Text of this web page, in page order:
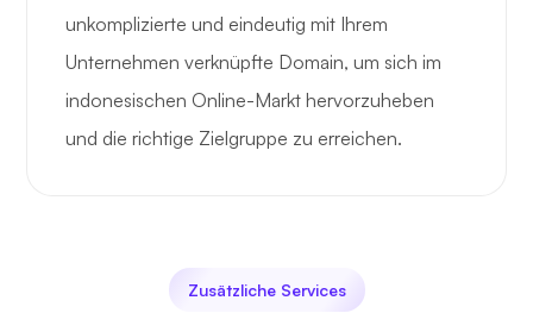
unkomplizierte und eindeutig mit Ihrem
Unternehmen verknüpfte Domain, um sich im
indonesischen Online-Markt hervorzuheben
und die richtige Zielgruppe zu erreichen.
Zusätzliche Services